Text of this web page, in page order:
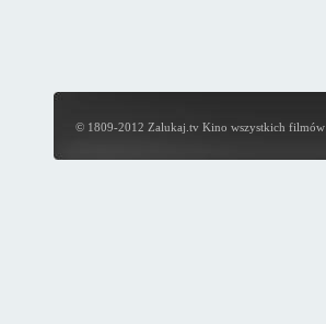
© 1809-2012 Zalukaj.tv Kino wszystkich filmów